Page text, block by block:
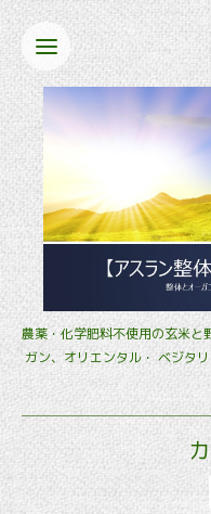
農薬・化学肥料不使用の玄米と
ガン、オリエンタル